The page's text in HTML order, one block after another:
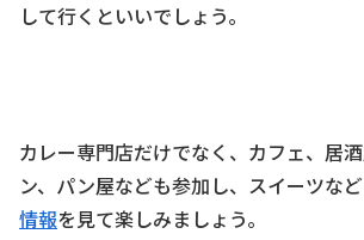
して行くといいでしょう。
カレー専門店だけでなく、カフェ、居
ン、パン屋なども参加し、スイーツなど
情報を見て楽しみましょう。